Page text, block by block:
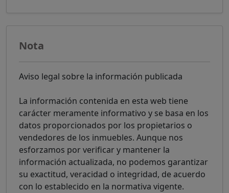
Nota
Aviso legal sobre la información publicada
La información contenida en esta web tiene
carácter meramente informativo y se basa en los
datos proporcionados por los propietarios o
vendedores de los inmuebles. Aunque nos
esforzamos por verificar y mantener la
información actualizada, no podemos garantizar
su exactitud, veracidad o integridad, de acuerdo
con lo establecido en la normativa vigente.